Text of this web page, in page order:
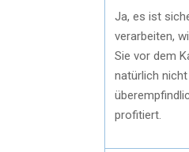
Ja, es ist
verarbeiten,
Sie vor dem
natürlich
profitiert.